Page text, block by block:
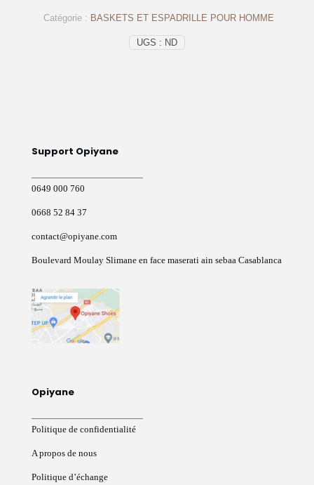
UGS : ND
Catégorie : BASKETS ET ESPADRILLE POUR HOMME
Support Opiyane
0649 000 760
0668 52 84 37
contact@opiyane.com
Boulevard Moulay Slimane en face maserati ain sebaa Casablanca
Opiyane
Politique de confidentialité
A propos de nous
Politique d’échange